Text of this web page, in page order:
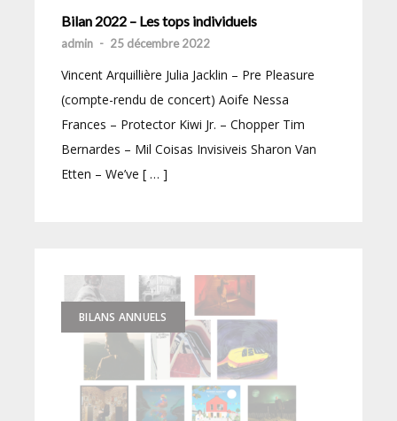
Bilan 2022 – Les tops individuels
admin - 25 décembre 2022
Vincent Arquillière Julia Jacklin – Pre Pleasure
(compte-rendu de concert) Aoife Nessa
Frances – Protector Kiwi Jr. – Chopper Tim
Bernardes – Mil Coisas Invisiveis Sharon Van
Etten – We’ve [ … ]
BILANS ANNUELS